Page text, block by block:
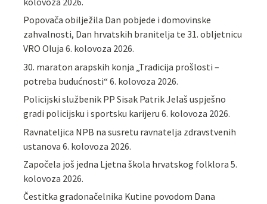
Popovača obilježila Dan pobjede i domovinske
zahvalnosti, Dan hrvatskih branitelja te 31. obljetnicu
VRO Oluja 6. kolovoza 2026.
30. maraton arapskih konja „Tradicija prošlosti –
potreba budućnosti“ 6. kolovoza 2026.
Policijski službenik PP Sisak Patrik Jelaš uspješno
gradi policijsku i sportsku karijeru 6. kolovoza 2026.
Ravnateljica NPB na susretu ravnatelja zdravstvenih
ustanova 6. kolovoza 2026.
Započela još jedna Ljetna škola hrvatskog folklora 5.
kolovoza 2026.
Čestitka gradonačelnika Kutine povodom Dana